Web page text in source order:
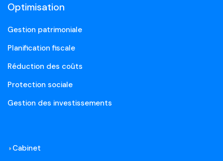
Optimisation
Gestion patrimoniale
Planification fiscale
Réduction des coûts
Protection sociale
Gestion des investissements
Cabinet